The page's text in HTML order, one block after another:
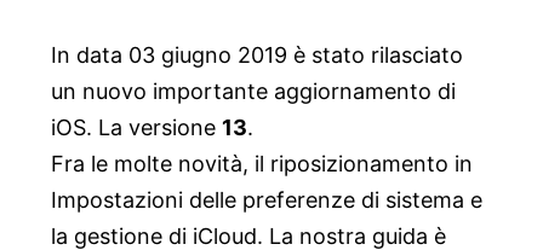
In data 03 giugno 2019 è stato rilasciato
un nuovo importante aggiornamento di
iOS. La versione 13.
Fra le molte novità, il riposizionamento in
Impostazioni delle preferenze di sistema e
la gestione di iCloud. La nostra guida è